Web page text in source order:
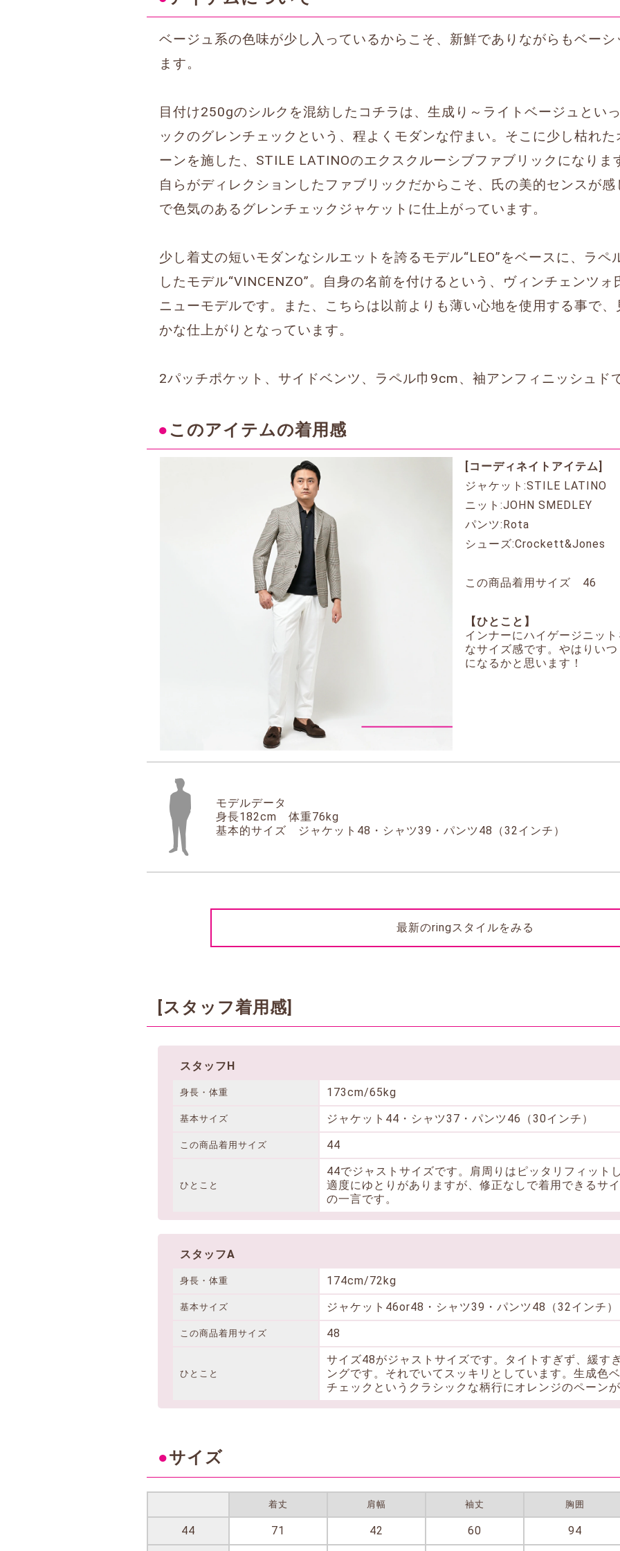
ベージュ系の色味が少し入っているからこそ、新鮮でありながらもベー
ます。
目付け250gのシルクを混紡したコチラは、生成り～ライトベージュとい
ックのグレンチェックという、程よくモダンな佇まい。そこに少し枯れ
ーンを施した、STILE LATINOのエクスクルーシブファブリックになりま
自らがディレクションしたファブリックだからこそ、氏の美的センスが
で色気のあるグレンチェックジャケットに仕上がっています。
少し着丈の短いモダンなシルエットを誇るモデル“LEO”をベースに、ラ
したモデル“VINCENZO”。自身の名前を付けるという、ヴィンチェンツ
ニューモデルです。また、こちらは以前よりも薄い心地を使用する事で
かな仕上がりとなっています。
2パッチポケット、サイドベンツ、ラペル巾9cm、袖アンフィニッシュド
●このアイテムの着用感
[コーディネイトアイテム]
ジャケット:STILE LATINO
ニット:JOHN SMEDLEY
パンツ:Rota
シューズ:Crockett&Jones
この商品着用サイズ 46
【ひとこと】
インナーにハイゲージニッ
なサイズ感です。やはりい
になるかと思います！
モデルデータ
身長182cm 体重76kg
基本的サイズ ジャケット48・シャツ39・パンツ48（32インチ）
最新のringスタイルをみる
[スタッフ着用感]
スタッフH
身長・体重 173cm/65kg
基本サイズ ジャケット44・シャツ37・パンツ46（30インチ）
この商品着用サイズ 44
ひとこと
44でジャストサイズです。肩周りはピッタリフィット
適度にゆとりがありますが、修正なしで着用できるサ
の一言です。
スタッフA
身長・体重 174cm/72kg
基本サイズ ジャケット46or48・シャツ39・パンツ48（32インチ）
この商品着用サイズ 48
ひとこと
サイズ48がジャストサイズです。タイトすぎず、緩す
ングです。それでいてスッキリとしています。生成色
チェックというクラシックな柄行にオレンジのペーン
●サイズ
着丈 肩幅 袖丈 胸囲
44 71 42 60 94